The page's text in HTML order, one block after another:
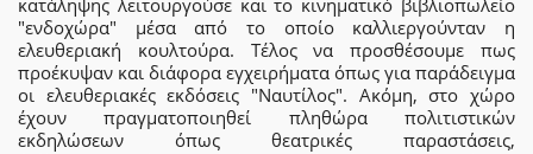
κατάληψης λειτουργούσε και το κινηματικό βιβλιοπωλείο
"ενδοχώρα" μέσα από το οποίο καλλιεργούνταν η
ελευθεριακή κουλτούρα. Τέλος να προσθέσουμε πως
προέκυψαν και διάφορα εγχειρήματα όπως για παράδειγμα
οι ελευθεριακές εκδόσεις "Ναυτίλος". Ακόμη, στο χώρο
έχουν πραγματοποιηθεί πληθώρα πολιτιστικών
εκδηλώσεων όπως θεατρικές παραστάσεις,